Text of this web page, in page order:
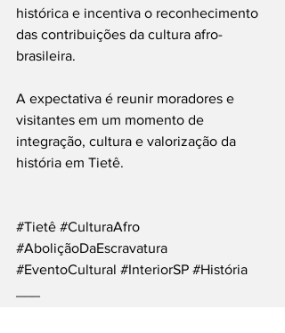
histórica e incentiva o reconhecimento
das contribuições da cultura afro-
brasileira.
A expectativa é reunir moradores e
visitantes em um momento de
integração, cultura e valorização da
história em Tietê.
#Tietê #CulturaAfro
#AboliçãoDaEscravatura
#EventoCultural #InteriorSP #História